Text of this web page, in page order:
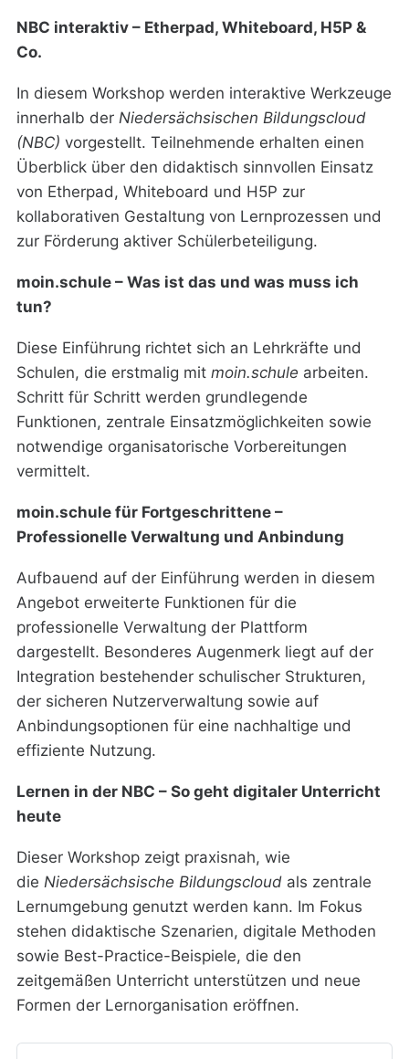
NBC interaktiv – Etherpad, Whiteboard, H5P &
Co.
In diesem Workshop werden interaktive Werkzeuge
innerhalb der Niedersächsischen Bildungscloud
(NBC) vorgestellt. Teilnehmende erhalten einen
Überblick über den didaktisch sinnvollen Einsatz
von Etherpad, Whiteboard und H5P zur
kollaborativen Gestaltung von Lernprozessen und
zur Förderung aktiver Schülerbeteiligung.
moin.schule – Was ist das und was muss ich
tun?
Diese Einführung richtet sich an Lehrkräfte und
Schulen, die erstmalig mit moin.schule arbeiten.
Schritt für Schritt werden grundlegende
Funktionen, zentrale Einsatzmöglichkeiten sowie
notwendige organisatorische Vorbereitungen
vermittelt.
moin.schule für Fortgeschrittene –
Professionelle Verwaltung und Anbindung
Aufbauend auf der Einführung werden in diesem
Angebot erweiterte Funktionen für die
professionelle Verwaltung der Plattform
dargestellt. Besonderes Augenmerk liegt auf der
Integration bestehender schulischer Strukturen,
der sicheren Nutzerverwaltung sowie auf
Anbindungsoptionen für eine nachhaltige und
effiziente Nutzung.
Lernen in der NBC – So geht digitaler Unterricht
heute
Dieser Workshop zeigt praxisnah, wie
die Niedersächsische Bildungscloudals zentrale
Lernumgebung genutzt werden kann. Im Fokus
stehen didaktische Szenarien, digitale Methoden
sowie Best-Practice-Beispiele, die den
zeitgemäßen Unterricht unterstützen und neue
Formen der Lernorganisation eröffnen.